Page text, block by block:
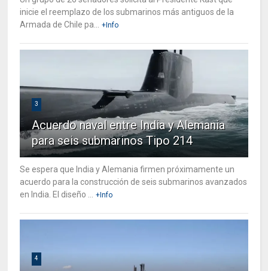
inicie el reemplazo de los submarinos más antiguos de la
Armada de Chile pa...
+Info
3
Acuerdo naval entre India y Alemania
para seis submarinos Tipo 214
Se espera que India y Alemania firmen próximamente un
acuerdo para la construcción de seis submarinos avanzados
en India. El diseño ...
+Info
4